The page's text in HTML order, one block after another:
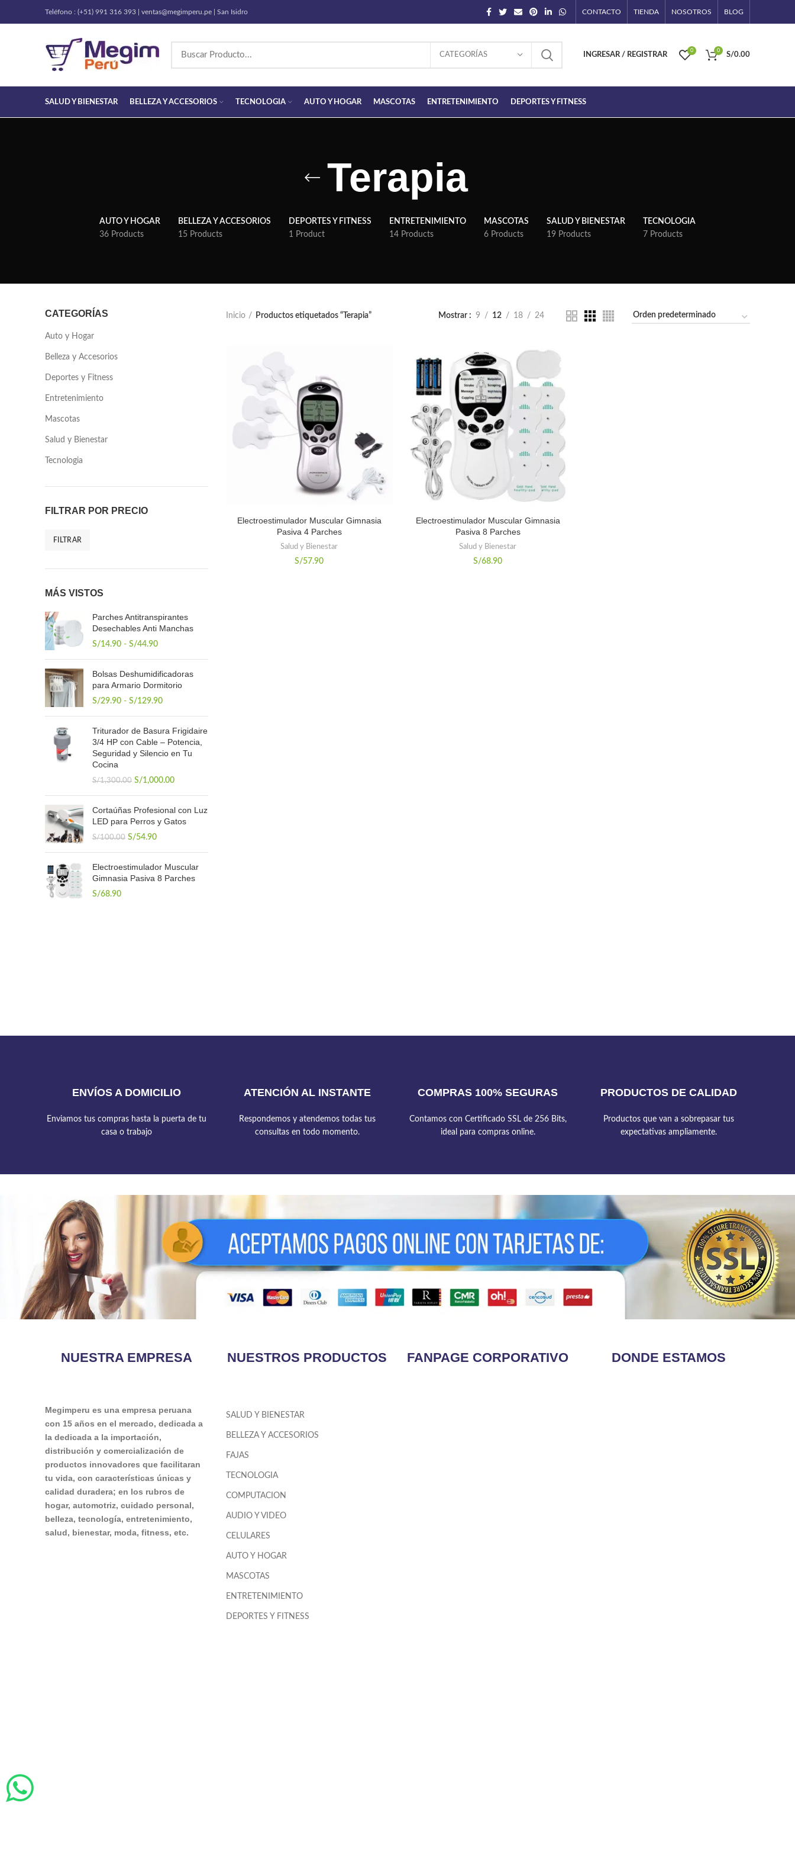
Teléfono : (+51) 991 316 393 | ventas@megimperu.pe | San Isidro CONTACTO TIENDA NOSOTROS BLOG
CATEGORÍAS INGRESAR / REGISTRAR
0 0
S/0.00
SALUD Y BIENESTAR BELLEZA Y ACCESORIOS TECNOLOGIA AUTO Y HOGAR MASCOTAS ENTRETENIMIENTO DEPORTES Y FITNESS
Terapia
AUTO Y HOGAR
36 Products
BELLEZA Y ACCESORIOS
15 Products
DEPORTES Y FITNESS
1 Product
ENTRETENIMIENTO
14 Products
MASCOTAS
6 Products
SALUD Y BIENESTAR
19 Products
TECNOLOGIA
7 Products
CATEGORÍAS
Auto y Hogar
Belleza y Accesorios
Deportes y Fitness
Entretenimiento
Mascotas
Salud y Bienestar
Tecnologia
FILTRAR POR PRECIO
FILTRAR
MÁS VISTOS
Parches Antitranspirantes
Desechables Anti Manchas
S/14.90 - S/44.90Rango
desde
S/14.90
hasta
Bolsas Deshumidificadoras
para Armario Dormitorio
S/29.90 - S/129.90Rango
desde
S/29.90
hasta
Triturador de Basura Frigidaire
3/4 HP con Cable – Potencia,
Seguridad y Silencio en Tu
Cocina
S/1,300.00 El
era:
S/1,300.00.
S/1,000.00El
es:
S/1,000.00.
Cortaúñas Profesional con Luz
LED para Perros y Gatos
S/100.00 El
era:
S/100.00.
S/54.90El
es:
S/54.90.
Electroestimulador Muscular
Gimnasia Pasiva 8 Parches
S/68.90
Inicio Productos etiquetados “Terapia” Mostrar 9 12 18 24
Electroestimulador Muscular Gimnasia
Pasiva 4 Parches
Salud y Bienestar
S/57.90
Electroestimulador Muscular Gimnasia
Pasiva 8 Parches
Salud y Bienestar
S/68.90
ENVÍOS A DOMICILIO
Enviamos tus compras hasta la puerta de tu
casa o trabajo
ATENCIÓN AL INSTANTE
Respondemos y atendemos todas tus
consultas en todo momento.
COMPRAS 100% SEGURAS
Contamos con Certificado SSL de 256 Bits,
ideal para compras online.
PRODUCTOS DE CALIDAD
Productos que van a sobrepasar tus
expectativas ampliamente.
NUESTRA EMPRESA
Megimperu es una empresa peruana
con 15 años en el mercado, dedicada a
la dedicada a la importación,
distribución y comercialización de
productos innovadores que facilitaran
tu vida, con características únicas y
calidad duradera; en los rubros de
hogar, automotriz, cuidado personal,
belleza, tecnología, entretenimiento,
salud, bienestar, moda, fitness, etc.
NUESTROS PRODUCTOS
SALUD Y BIENESTAR
BELLEZA Y ACCESORIOS
FAJAS
TECNOLOGIA
COMPUTACION
AUDIO Y VIDEO
CELULARES
AUTO Y HOGAR
MASCOTAS
ENTRETENIMIENTO
DEPORTES Y FITNESS
FANPAGE CORPORATIVO DONDE ESTAMOS